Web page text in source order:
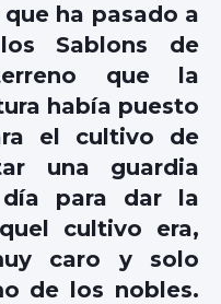
ha pasado a
Sablons de
que la
había puesto
el cultivo de
una guardia
para dar la
cultivo era,
caro y solo
de los nobles.